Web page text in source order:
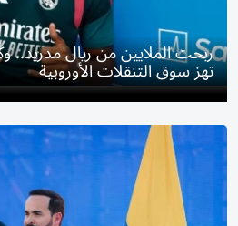
ربحت الملايين من ريال مدريد..
تهز سوق التنقلات الأوروبية